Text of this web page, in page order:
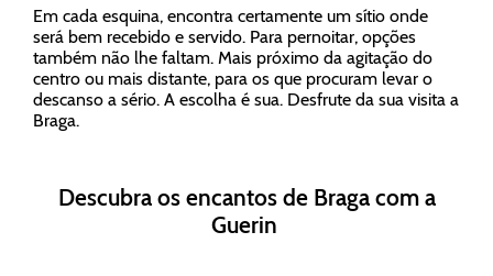
Em cada esquina, encontra certamente um sítio onde
será bem recebido e servido. Para pernoitar, opções
também não lhe faltam. Mais próximo da agitação do
centro ou mais distante, para os que procuram levar o
descanso a sério. A escolha é sua. Desfrute da sua visita a
Braga.
Descubra os encantos de Braga com a
Guerin